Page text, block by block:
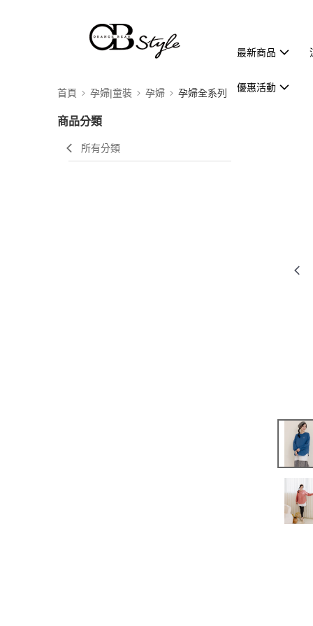
最新商品
優惠活動
首頁 孕婦|童裝 孕婦 孕婦全系列
商品分類
所有分類